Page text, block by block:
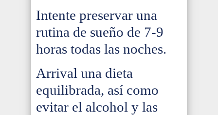
Intente preservar una
rutina de sueño de 7-9
horas todas las noches.
Arrival una dieta
equilibrada, así como
evitar el alcohol y las